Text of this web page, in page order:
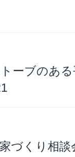
ーブのあ
づくり相談